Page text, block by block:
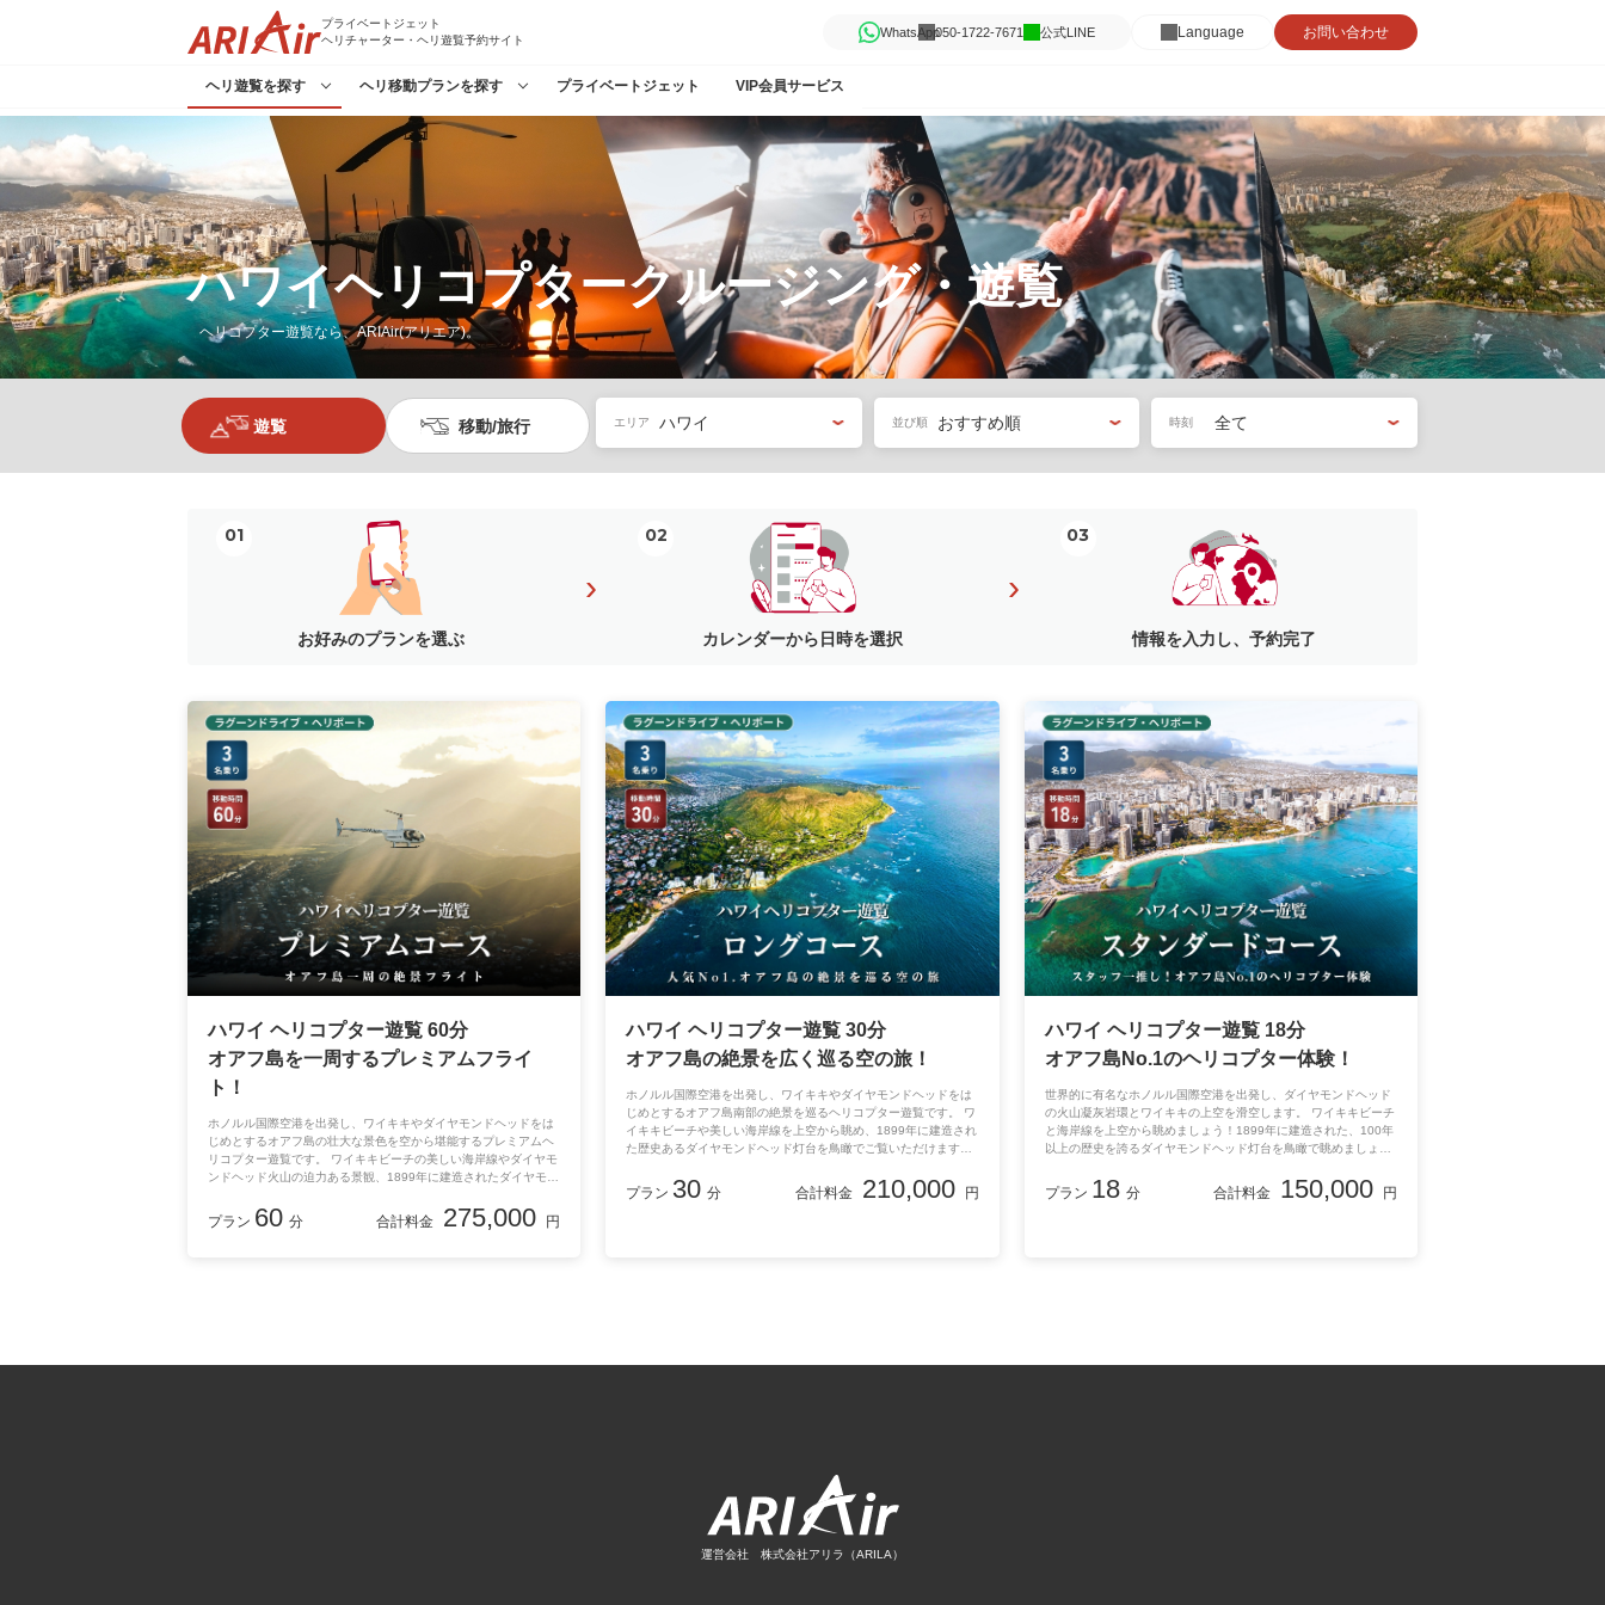
プライベートジェット
ヘリチャーター・ヘリ遊覧予約サイト
WhatsApp050-1722-7671 公式LINE Language お問い合わせ
ヘリ遊覧を探す ヘリ移動プランを探す プライベートジェット VIP会員サービス
ハワイヘリコプタークルージング・遊覧
ヘリコプター遊覧なら、ARIAir(アリエア)。
遊覧 移動/旅行
01
お好みのプランを選ぶ
›
02
カレンダーから日時を選択
›
03
情報を入力し、予約完了
ハワイ ヘリコプター遊覧 60分
オアフ島を一周するプレミアムフライ
ト！
ホノルル国際空港を出発し、ワイキキやダイヤモンドヘッドをは
じめとするオアフ島の壮大な景色を空から堪能するプレミアムヘ
リコプター遊覧です。 ワイキキビーチの美しい海岸線やダイヤモ
ンドヘッド火山の迫力ある景観、1899年に建造されたダイヤモン
ダウンタウンを巡りながら、ハワイならではの自然と都市の魅力
を存分に体感できる贅沢なフライトです。 また、追加料金なしで
プラン 60 分 合計料金 275,000 円
ハワイ ヘリコプター遊覧 30分
オアフ島の絶景を広く巡る空の旅！
ホノルル国際空港を出発し、ワイキキやダイヤモンドヘッドをは
じめとするオアフ島南部の絶景を巡るヘリコプター遊覧です。 ワ
イキキビーチや美しい海岸線を上空から眺め、1899年に建造され
た歴史あるダイヤモンドヘッド灯台を鳥瞰でご覧いただけます。
の自然と都市の魅力をバランスよく楽しめるフライトコースで
す。 追加料金なしでドアを外した「ドアオフ」オプションもご利
プラン 30 分 合計料金 210,000 円
ハワイ ヘリコプター遊覧 18分
オアフ島No.1のヘリコプター体験！
世界的に有名なホノルル国際空港を出発し、ダイヤモンドヘッド
の火山凝灰岩環とワイキキの上空を滑空します。 ワイキキビーチ
と海岸線を上空から眺めましょう！1899年に建造された、100年
以上の歴史を誇るダイヤモンドヘッド灯台を鳥瞰で眺めましょ
と一体になりましょう。 そして、ワイキキ上空のヘリコプター飛
行が簡単には売れないかのように、このツアーでは追加料金なし
プラン 18 分 合計料金 150,000 円
運営会社 株式会社アリラ（ARILA）